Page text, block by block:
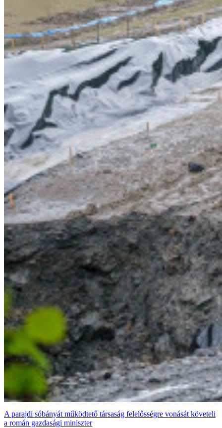
A parajdi sóbányát működtető társaság felelősségre vonását követeli
a román gazdasági miniszter